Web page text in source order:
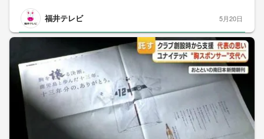
福井テレビ 5月20日